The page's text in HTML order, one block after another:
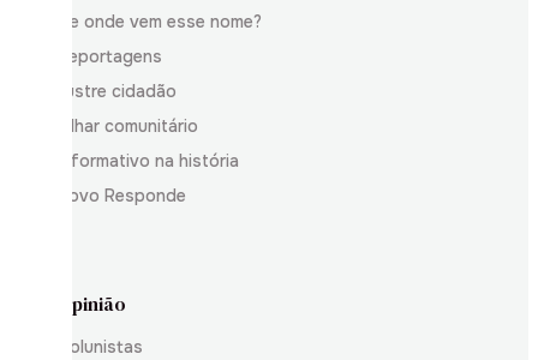
De onde vem esse nome?
Reportagens
Ilustre cidadão
Olhar comunitário
Informativo na história
Povo Responde
Opinião
Colunistas